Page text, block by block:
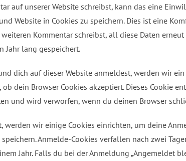
auf unserer Website schreibst, kann das eine
Website in Cookies zu speichern. Dies ist eine
Kommentar schreibst, all diese Daten
Jahr lang gespeichert.
dich auf dieser Website anmeldest, werden wir
dein Browser Cookies akzeptiert. Dieses Cookie
und wird verworfen, wenn du deinen Browser
werden wir einige Cookies einrichten, um deine
Anmelde-Cookies verfallen nach zwei
Jahr. Falls du bei der Anmeldung „Angemeldet